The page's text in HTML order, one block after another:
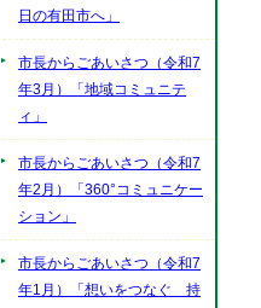
日の有田市へ」
市長からごあいさつ（令和7
年3月）「地域コミュニテ
ィ」
市長からごあいさつ（令和7
年2月）「360°コミュニケー
ション」
市長からごあいさつ（令和7
年1月）「想いをつなぐ 持